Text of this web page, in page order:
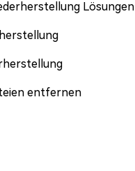
Lösungen
entfernen